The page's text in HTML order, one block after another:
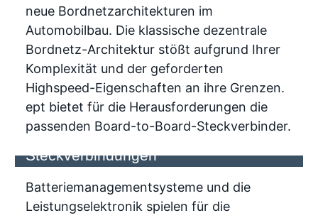
neue Bordnetzarchitekturen im
Automobilbau. Die klassische dezentrale
Bordnetz-Architektur stößt aufgrund Ihrer
Komplexität und der geforderten
Highspeed-Eigenschaften an ihre Grenzen.
ept bietet für die Herausforderungen die
passenden Board-to-Board-Steckverbinder.
Der Inverter in der Elektromobilität und
Steckverbindungen
Batteriemanagementsysteme und die
Leistungselektronik spielen für die